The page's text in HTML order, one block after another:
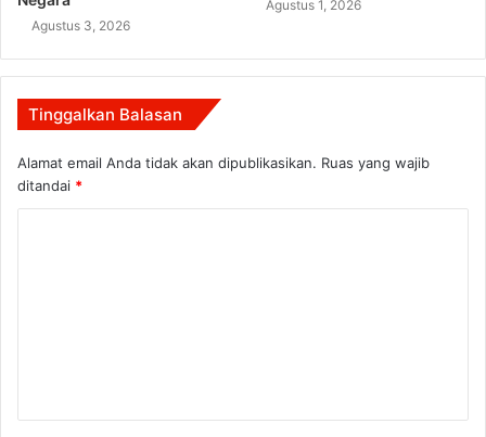
Agustus 3, 2026
Agustus 1, 2026
Tinggalkan Balasan
Alamat email Anda tidak akan dipublikasikan. Ruas yang wajib
ditandai *
a